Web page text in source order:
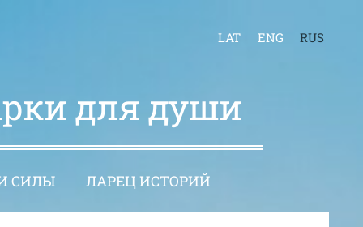
LAT ENG RUS
для души
СИЛЫ ЛАРЕЦ ИСТОРИЙ